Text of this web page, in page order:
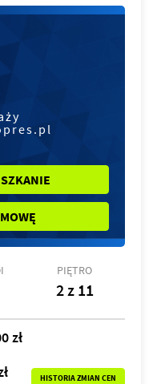
PIĘTRO
2 z 11
zł
HISTORIA ZMIAN CEN